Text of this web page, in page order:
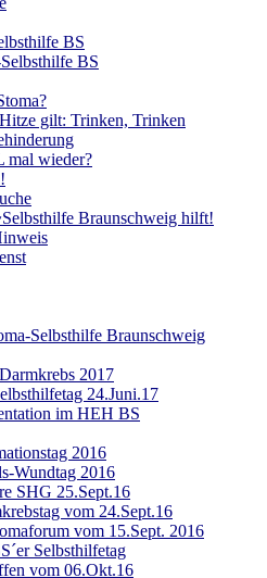
BS
BS
gilt: Trinken, Trinken
mal wieder?
Braunschweig hilft!
Selbsthilfe Braunschweig
2017
24.Juni.17
im HEH BS
2016
Wundtag 2016
SHG 25.Sept.16
vom 24.Sept.16
vom 15.Sept. 2016
Selbsthilfetag
vom 06.Okt.16